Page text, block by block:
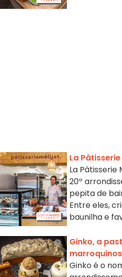
La
La
20º
pepita de
Entre eles,
baunilha e
Ginko, a
marroquinos
Ginko é o